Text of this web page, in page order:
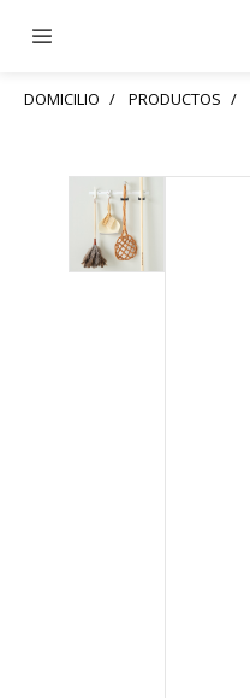
DOMICILIO PRODUCTOS